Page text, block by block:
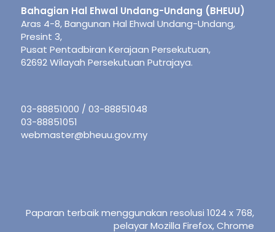
Bahagian Hal Ehwal Undang-Undang (BHEUU)
Aras 4-8, Bangunan Hal Ehwal Undang-Undang,
Presint 3,
Pusat Pentadbiran Kerajaan Persekutuan,
62692 Wilayah Persekutuan Putrajaya.
03-88851000 / 03-88851048
03-88851051
webmaster@bheuu.gov.my
Paparan terbaik menggunakan resolusi 1024 x 768,
pelayar Mozilla Firefox, Chrome